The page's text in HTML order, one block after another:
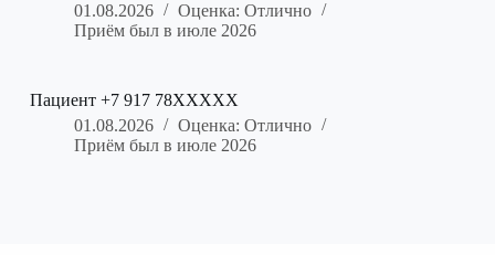
01.08.2026
Оценка: Отлично
Приём был в июле 2026
Пациент +7 917 78XXXXX
01.08.2026
Оценка: Отлично
Приём был в июле 2026